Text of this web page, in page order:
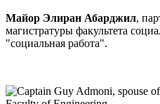
Майор Элиран Абарджил,
магистратуры факультета
"социальная работа".